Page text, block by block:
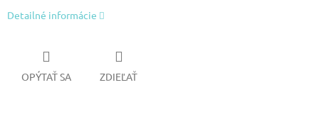
Detailné informácie
OPÝTAŤ SA ZDIEĽAŤ